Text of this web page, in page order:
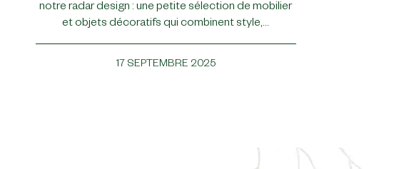
notre radar design : une petite sélection de mobilier
et objets décoratifs qui combinent style,…
17 SEPTEMBRE 2025